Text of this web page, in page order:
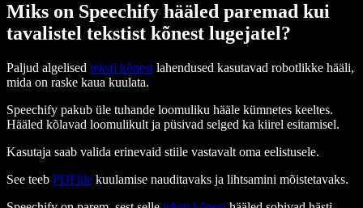
Miks on Speechify hääled paremad kui
tavalistel tekstist kõnest lugejatel?
Paljud algelised teksti kõnest lahendused kasutavad robotlikke hääli,
mida on raske kaua kuulata.
Speechify pakub üle tuhande loomuliku hääle kümnetes keeltes.
Hääled kõlavad loomulikult ja püsivad selged ka kiirel esitamisel.
Kasutaja saab valida erinevaid stiile vastavalt oma eelistusele.
See teeb PDFide kuulamise nauditavaks ja lihtsamini mõistetavaks.